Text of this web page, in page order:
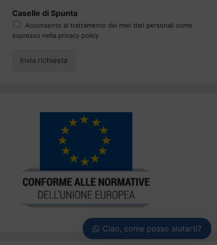
Caselle di Spunta
Acconsento al trattamento dei miei dati personali come
espresso nella privacy policy
Invia richiesta
Ciao, come posso aiutarti?